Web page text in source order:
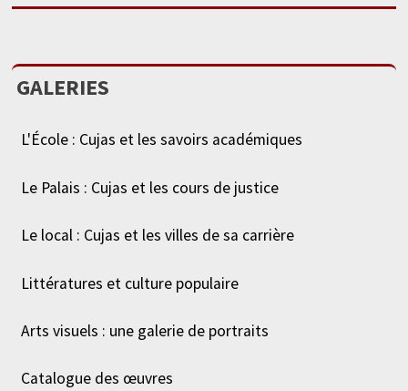
GALERIES
L'École : Cujas et les savoirs académiques
Le Palais : Cujas et les cours de justice
Le local : Cujas et les villes de sa carrière
Littératures et culture populaire
Arts visuels : une galerie de portraits
Catalogue des œuvres